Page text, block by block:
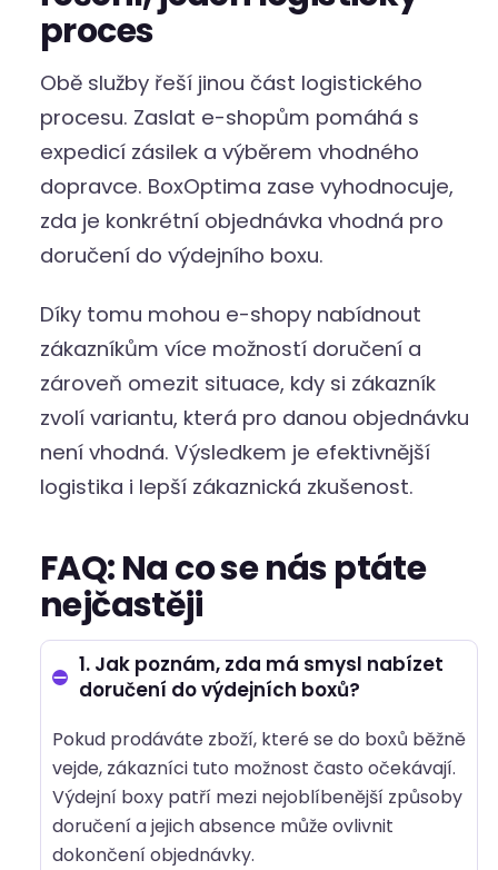
proces
Obě služby řeší jinou část logistického
procesu. Zaslat e-shopům pomáhá s
expedicí zásilek a výběrem vhodného
dopravce. BoxOptima zase vyhodnocuje,
zda je konkrétní objednávka vhodná pro
doručení do výdejního boxu.
Díky tomu mohou e-shopy nabídnout
zákazníkům více možností doručení a
zároveň omezit situace, kdy si zákazník
zvolí variantu, která pro danou objednávku
není vhodná. Výsledkem je efektivnější
logistika i lepší zákaznická zkušenost.
FAQ: Na co se nás ptáte
nejčastěji
1. Jak poznám, zda má smysl nabízet
doručení do výdejních boxů?
Pokud prodáváte zboží, které se do boxů běžně
vejde, zákazníci tuto možnost často očekávají.
Výdejní boxy patří mezi nejoblíbenější způsoby
doručení a jejich absence může ovlivnit
dokončení objednávky.